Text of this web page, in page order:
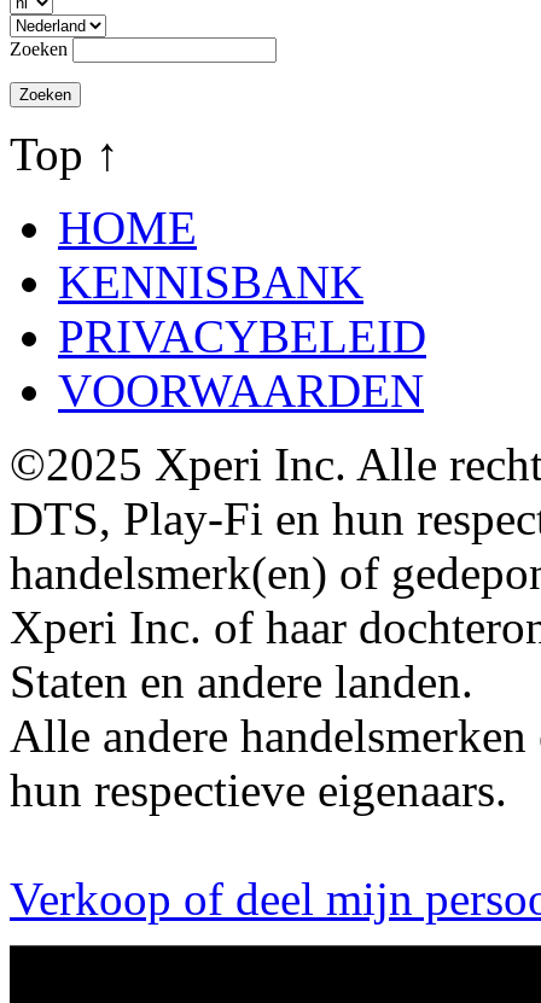
Zoeken
Top ↑
HOME
KENNISBANK
PRIVACYBELEID
VOORWAARDEN
©2025 Xperi Inc. Alle
DTS, Play-Fi en hun
handelsmerk(en) of
Xperi Inc. of haar
Staten en andere landen.
Alle andere
hun respectieve eigenaars.
Verkoop of deel mijn